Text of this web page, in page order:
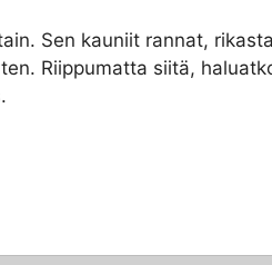
Sen kauniit rannat,
Riippumatta siitä,